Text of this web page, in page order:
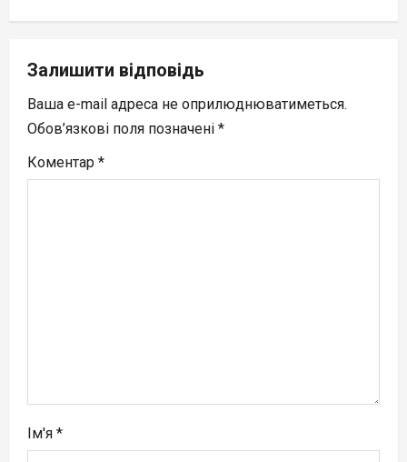
g
a
Залишити відповідь
Ваша e-mail адреса не оприлюднюватиметься.
Обов’язкові поля позначені *
Коментар *
Ім'я *